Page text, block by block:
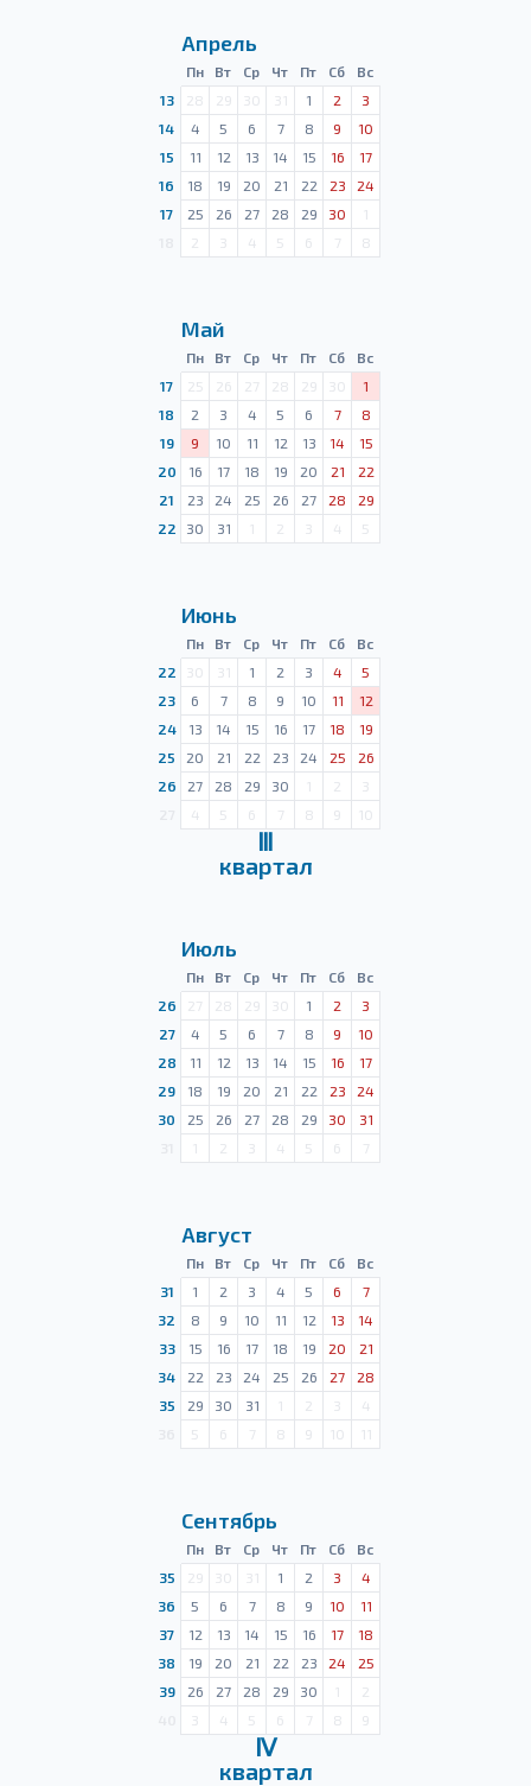
Апрель
Пн Вт Ср Чт Пт Сб
Вс
13
28 29 30 31 1 2
3
14
4 5 6 7 8 9
10
15
11 12 13 14 15 16
17
16
18 19 20 21 22 23
24
17
25 26 27 28 29 30
1
2 3 4 5 6 7 8
Май
Пн Вт Ср Чт Пт Сб
Вс
17
25 26 27 28 29 30
1
18
2 3 4 5 6 7
8
19
9 10 11 12 13 14
15
20
16 17 18 19 20 21
22
21
23 24 25 26 27 28
29
22
30 31 1 2 3 4 5
Июнь
Пн Вт Ср Чт Пт Сб
Вс
22
30 31 1 2 3 4
5
23
6 7 8 9 10 11
12
24
13 14 15 16 17 18
19
25
20 21 22 23 24 25
26
26
27 28 29 30 1 2
3
4 5 6 7 8 9 10
Ⅲ
квартал
Июль
Пн Вт Ср Чт Пт Сб
Вс
26
27 28 29 30 1 2
3
27
4 5 6 7 8 9
10
28
11 12 13 14 15 16
17
29
18 19 20 21 22 23
24
30
25 26 27 28 29 30
31
1 2 3 4 5 6 7
Август
Пн Вт Ср Чт Пт Сб
Вс
31
1 2 3 4 5 6
7
32
8 9 10 11 12 13
14
33
15 16 17 18 19 20
21
34
22 23 24 25 26 27
28
35
29 30 31 1 2 3
4
5 6 7 8 9 10 11
Сентябрь
Пн Вт Ср Чт Пт Сб
Вс
35
29 30 31 1 2 3
4
36
5 6 7 8 9 10
11
37
12 13 14 15 16 17
18
38
19 20 21 22 23 24
25
39
26 27 28 29 30 1
2
3 4 5 6 7 8 9
Ⅳ
квартал